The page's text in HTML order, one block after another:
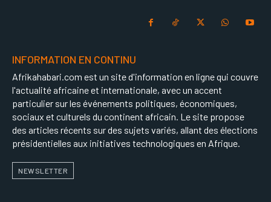
INFORMATION EN CONTINU
Afrikahabari.com est un site d'information en ligne qui couvre
l'actualité africaine et internationale, avec un accent
particulier sur les événements politiques, économiques,
sociaux et culturels du continent africain. Le site propose
des articles récents sur des sujets variés, allant des élections
présidentielles aux initiatives technologiques en Afrique.
NEWSLETTER